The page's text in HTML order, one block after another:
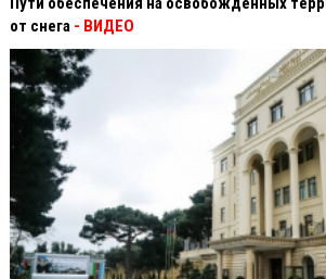
от снега - ВИДЕО